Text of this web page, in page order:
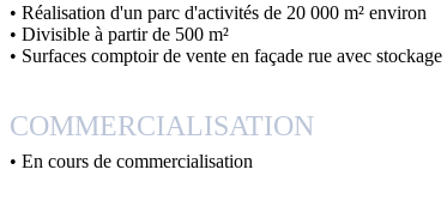
• Réalisation d'un parc d'activités de 20 000 m² environ
• Divisible à partir de 500 m²
• Surfaces comptoir de vente en façade rue avec stockage
COMMERCIALISATION
• En cours de commercialisation